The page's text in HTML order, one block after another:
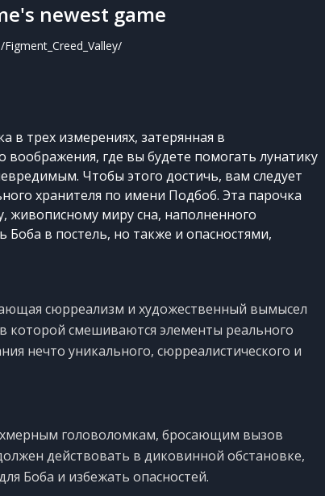
newest game
в трех измерениях, затерянная в
где вы будете помогать лунатику
Чтобы этого достичь, вам следует
хранителя по имени Подбоб. Эта парочка
живописному миру сна, наполненного
в постель, но также и опасностями,
сюрреализм и художественный вымысел
которой смешиваются элементы реального
нечто уникального, сюрреалистического и
головоломкам, бросающим вызов
действовать в диковинной обстановке,
Боба и избежать опасностей.